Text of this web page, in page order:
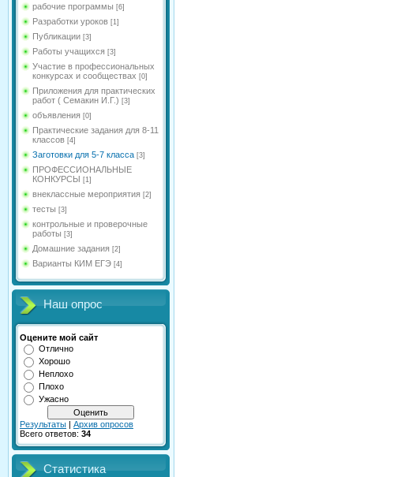
рабочие программы [6]
Разработки уроков [1]
Публикации [3]
Работы учащихся [3]
Участие в профессиональных
конкурсах и сообществах [0]
Приложения для практических
работ ( Семакин И.Г.) [3]
объявления [0]
Практические задания для 8-11
классов [4]
Заготовки для 5-7 класса [3]
ПРОФЕССИОНАЛЬНЫЕ
КОНКУРСЫ [1]
внеклассные мероприятия [2]
тесты [3]
контрольные и проверочные
работы [3]
Домашние задания [2]
Варианты КИМ ЕГЭ [4]
Наш опрос
Оцените мой сайт
Отлично
Хорошо
Неплохо
Плохо
Ужасно
Результаты | Архив опросов
Всего ответов: 34
Статистика